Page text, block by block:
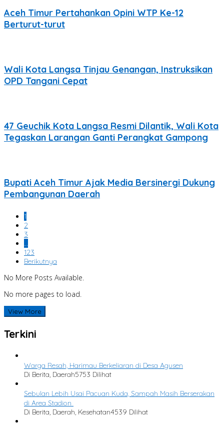
Aceh Timur Pertahankan Opini WTP Ke-12
Berturut-turut
Wali Kota Langsa Tinjau Genangan, Instruksikan
OPD Tangani Cepat
47 Geuchik Kota Langsa Resmi Dilantik, Wali Kota
Tegaskan Larangan Ganti Perangkat Gampong
Bupati Aceh Timur Ajak Media Bersinergi Dukung
Pembangunan Daerah
1
2
3
123
Berikutnya
No More Posts Available.
No more pages to load.
View More
Terkini
Warga Resah, Harimau Berkeliaran di Desa Agusen
Di Berita, Daerah5753 Dilihat
Sebulan Lebih Usai Pacuan Kuda, Sampah Masih Berserakan
di Area Stadion
Di Berita, Daerah, Kesehatan4539 Dilihat